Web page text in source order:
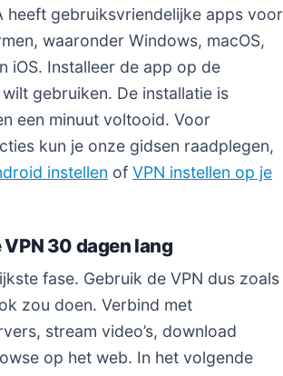
heeft gebruiksvriendelijke apps voor
waaronder Windows, macOS,
iOS. Installeer de app op de
gebruiken. De installatie is
een minuut voltooid. Voor
kun je onze gidsen raadplegen,
instellen of VPN instellen op je
30 dagen lang
fase. Gebruik de VPN dus zoals
zou doen. Verbind met
stream video’s, download
op het web. In het volgende